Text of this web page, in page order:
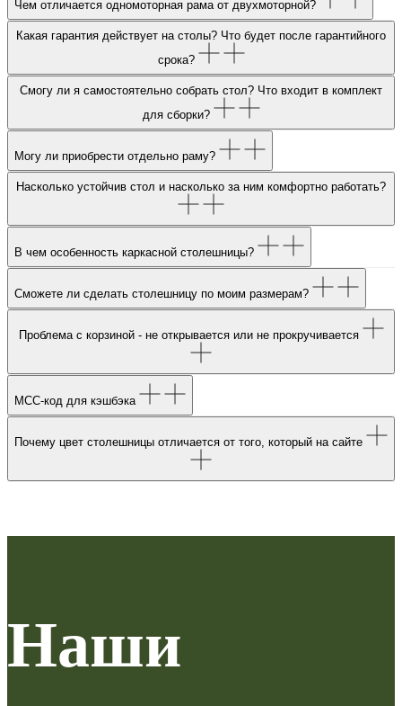
Чем отличается одномоторная рама от двухмоторной?
Какая гарантия действует на столы? Что будет после гарантийного
срока?
Смогу ли я самостоятельно собрать стол? Что входит в комплект
для сборки?
Могу ли приобрести отдельно раму?
Насколько устойчив стол и насколько за ним комфортно работать?
В чем особенность каркасной столешницы?
Сможете ли сделать столешницу по моим размерам?
Проблема с корзиной - не открывается или не прокручивается
МСС-код для кэшбэка
Почему цвет столешницы отличается от того, который на сайте
Наши